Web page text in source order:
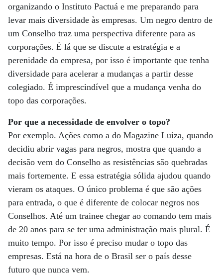
organizando o Instituto Pactuá e me preparando para
levar mais diversidade às empresas. Um negro dentro de
um Conselho traz uma perspectiva diferente para as
corporações. É lá que se discute a estratégia e a
perenidade da empresa, por isso é importante que tenha
diversidade para acelerar a mudanças a partir desse
colegiado. É imprescindível que a mudança venha do
topo das corporações.
Por que a necessidade de envolver o topo?
Por exemplo. Ações como a do Magazine Luiza, quando
decidiu abrir vagas para negros, mostra que quando a
decisão vem do Conselho as resistências são quebradas
mais fortemente. E essa estratégia sólida ajudou quando
vieram os ataques. O único problema é que são ações
para entrada, o que é diferente de colocar negros nos
Conselhos. Até um trainee chegar ao comando tem mais
de 20 anos para se ter uma administração mais plural. É
muito tempo. Por isso é preciso mudar o topo das
empresas. Está na hora de o Brasil ser o país desse
futuro que nunca vem.